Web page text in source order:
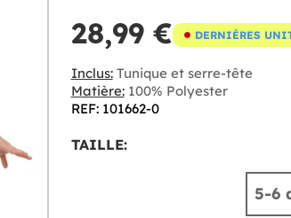
28,99 € DERNIÈRES
Inclus:Tunique et serre-tête
Matière:100% Polyester
REF: 101662-0
TAILLE:
5-6